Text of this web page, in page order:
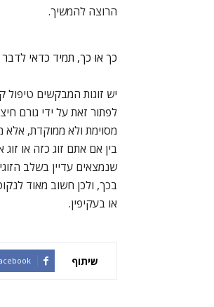
הרוצה להמשיך.
כך או כך, תמיד כדאי
יש זוגות המבקשים
לפתור זאת על ידי גורם
מסוימת ולא ממוקדת, אלא
בין אם אתם זוג כזה או
שנמצאים עדיין בשלב
בכך, ולכן חשוב מאוד
או בעקיפין.
שיתוף